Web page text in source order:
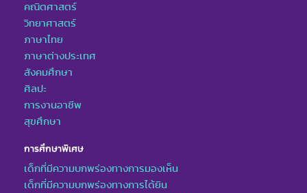
คณิตศาสตร์
วิทยาศาสตร์
ภาษาไทย
ภาษาต่างประเทศ
สังคมศึกษา
ศิลปะ
การงานอาชีพ
สุขศึกษา
การศึกษาพิเศษ
เด็กที่มีความบกพร่องทางการมองเห็น
เด็กที่มีความบกพร่องทางการได้ยิน